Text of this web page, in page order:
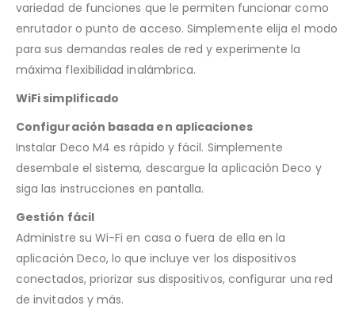
variedad de funciones que le permiten funcionar como
enrutador o punto de acceso. Simplemente elija el modo
para sus demandas reales de red y experimente la
máxima flexibilidad inalámbrica.
WiFi simplificado
Configuración basada en aplicaciones
Instalar Deco M4 es rápido y fácil. Simplemente
desembale el sistema, descargue la aplicación Deco y
siga las instrucciones en pantalla.
Gestión fácil
Administre su Wi-Fi en casa o fuera de ella en la
aplicación Deco, lo que incluye ver los dispositivos
conectados, priorizar sus dispositivos, configurar una red
de invitados y más.